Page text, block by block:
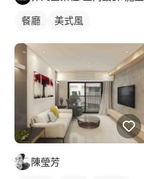
餐廳 美式風
陳瑩芳